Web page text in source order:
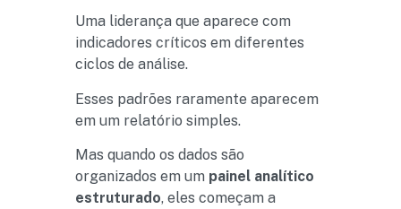
Uma liderança que aparece com
indicadores críticos em diferentes
ciclos de análise.
Esses padrões raramente aparecem
em um relatório simples.
Mas quando os dados são
organizados em um painel analítico
estruturado, eles começam a